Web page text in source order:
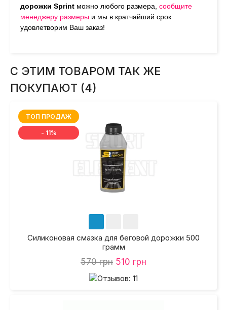
дорожки Sprint можно любого размера, сообщите
менеджеру размеры и мы в кратчайший срок
удовлетворим Ваш заказ!
С ЭТИМ ТОВАРОМ ТАК ЖЕ
ПОКУПАЮТ (4)
ТОП ПРОДАЖ
- 11%
Силиконовая смазка для беговой дорожки 500
грамм
570 грн 510 грн